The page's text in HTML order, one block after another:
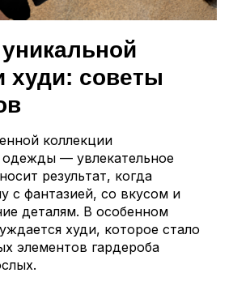
худи: советы
коллекции
— увлекательное
результат, когда
с фантазией, со вкусом и
деталям. В особенном
худи, которое стало
элементов гардероба